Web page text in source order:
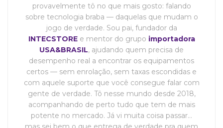
provavelmente tô no que mais gosto: falando
sobre tecnologia braba — daquelas que mudam o
jogo de verdade. Sou pai, fundador da
INTECSTOREe mentor do grupo importadora
USA&BRASIL, ajudando quem precisa de
desempenho real a encontrar os equipamentos
certos — sem enrolação, sem taxas escondidas e
com aquele suporte que você consegue falar com
gente de verdade. Tô nesse mundo desde 2018,
acompanhando de perto tudo que tem de mais
potente no mercado. Já vi muita coisa passar…